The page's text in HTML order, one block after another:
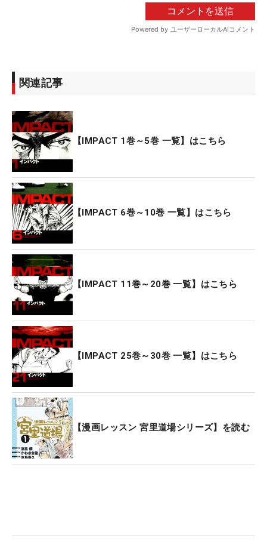
関連記事
【IMPACT 1巻～5巻 一覧】はこちら
【IMPACT 6巻～10巻 一覧】はこちら
【IMPACT 11巻～20巻 一覧】はこちら
【IMPACT 25巻～30巻 一覧】はこちら
【漫画レッスン 宮里道場シリーズ】を読む